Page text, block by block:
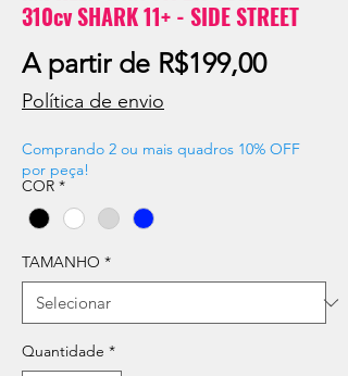
310cv SHARK 11+ - SIDE STREET
A partir de R$199,00Preço
Política de envio
Comprando 2 ou mais quadros 10% OFF
por peça!
COR *
TAMANHO *
Quantidade *